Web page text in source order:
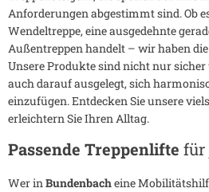
Anforderungen abgestimmt sind. Ob
Wendeltreppe, eine ausgedehnte
Außentreppen handelt – wir haben
Unsere Produkte sind nicht nur
auch darauf ausgelegt, sich
einzufügen. Entdecken Sie unsere
erleichtern Sie Ihren Alltag.
Passende Treppenlifte für
Wer inBundenbacheine